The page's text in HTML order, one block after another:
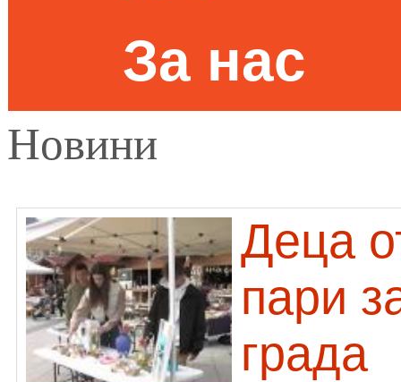
За нас
Новини
Деца
пари
града